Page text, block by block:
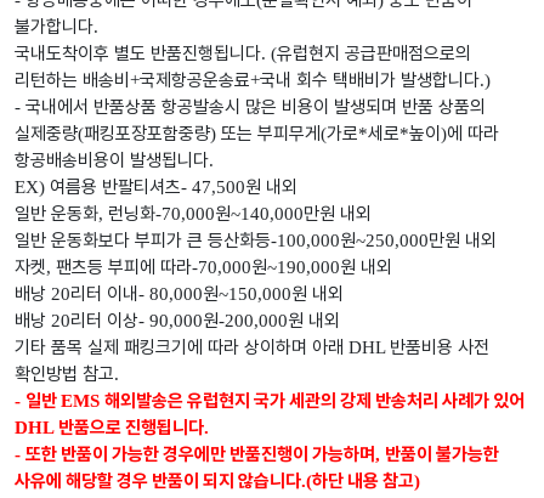
불가합니다.
국내도착이후 별도 반품진행됩니다. (유럽현지 공급판매점으로의
리턴하는 배송비 +국제항공운송료+국내 회수 택배비가 발생합니다.)
- 국내에서 반품상품 항공발송시 많은 비용이 발생되며 반품 상품의
실제중량(패킹포장포함중량) 또는 부피무게 (가로*세로*높이 )에 따라
항공배송비용이 발생됩니다.
EX) 여름용 반팔티셔츠- 47,500원 내외
일반 운동화, 런닝화-70,000원~140,000만원 내외
일반 운동화보다 부피가 큰 등산화등-100,000원~250,000만원 내외
자켓, 팬츠등 부피에 따라-70,000원~190,000원 내외
배낭 20리터 이내- 80,000원~150,000원 내외
배낭 20리터 이상- 90,000원-200,000원 내외
기타 품목 실제 패킹크기에 따라 상이하며 아래 DHL 반품비용 사전
확인방법 참고.
- 일반EMS 해외발송은 유럽현지 국가 세관의 강제 반송처리 사례가 있어
DHL 반품으로 진행됩니다.
- 또한 반품이 가능한 경우에만 반품진행이 가능하며, 반품이 불가능한
사유에 해당할 경우 반품이 되지 않습니다.(하단 내용 참고)